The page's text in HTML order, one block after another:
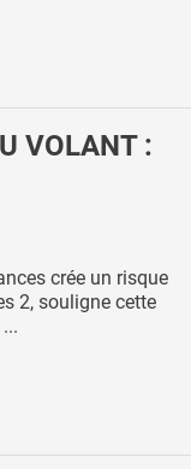
VOLANT :
crée un risque
2, souligne cette